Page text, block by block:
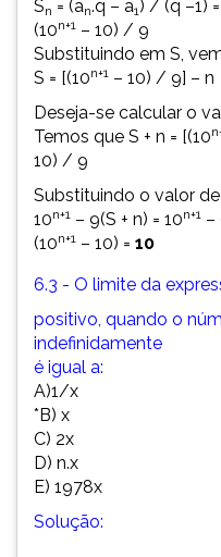
Sn = (an.q – a1) / (q –1)
(10n+1 – 10) / 9
Substituindo em S,
S = [(10n+1 – 10) / 9] – n
Deseja-se calcular o
Temos que S + n = [(10
10) / 9
Substituindo o valor
10n+1 – 9(S + n) = 10n+1 –
(10n+1 – 10) = 10
6.3 - O limite da
positivo, quando o
indefinidamente
é igual a:
A)1/x
*B) x
C) 2x
D) n.x
E) 1978x
Solução: